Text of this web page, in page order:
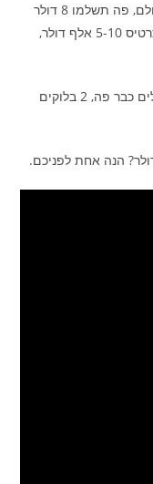
הבר האירי, מרחק 3 דקות הליכה מכניסה לאולם, פה תשלמו 8 דולר
על בירה ו10 דולר על כנפיים, בתוך המסג – כרטיס 5-10 אלף דולר,
בדרך לאולם, משחק מספר 3, התורים מתחילים כבר פה, 2 בלוקים